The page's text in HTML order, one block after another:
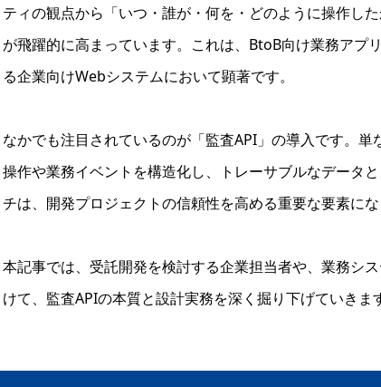
ティの観点から「いつ・誰が・何を・どのように操作し
が飛躍的に高まっています。これは、BtoB向け業務アプ
る企業向けWebシステムにおいて顕著です。
なかでも注目されているのが「監査API」の導入です。
操作や業務イベントを構造化し、トレーサブルなデータ
チは、開発プロジェクトの信頼性を高める重要な要素にな
本記事では、受託開発を検討する企業担当者や、業務シ
けて、監査APIの本質と設計実務を深く掘り下げていきま